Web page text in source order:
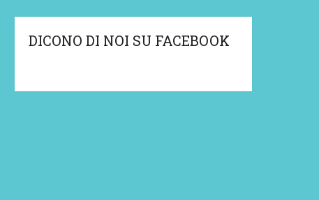
DICONO DI NOI SU FACEBOOK